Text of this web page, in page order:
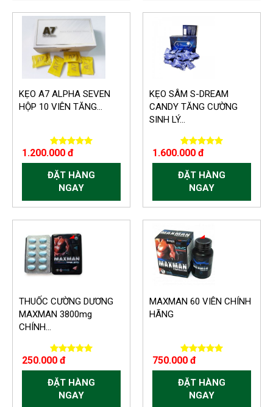
KẸO A7 ALPHA SEVEN
HỘP 10 VIÊN TĂNG...
1.200.000 đ
ĐẶT HÀNG
NGAY
KẸO SÂM S-DREAM
CANDY TĂNG CƯỜNG
SINH LÝ...
1.600.000 đ
ĐẶT HÀNG
NGAY
-150.000 VND
THUỐC CƯỜNG DƯƠNG
MAXMAN 3800mg
CHÍNH...
250.000 đ
ĐẶT HÀNG
NGAY
-150.000 VND
MAXMAN 60 VIÊN CHÍNH
HÃNG
750.000 đ
ĐẶT HÀNG
NGAY